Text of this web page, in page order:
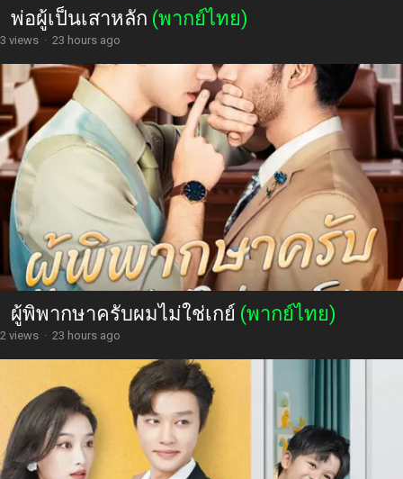
พ่อผู้เป็นเสาหลัก (พากย์ไทย)
3 views · 23 hours ago
ผู้พิพากษาครับผมไม่ใช่เกย์ (พากย์ไทย)
2 views · 23 hours ago